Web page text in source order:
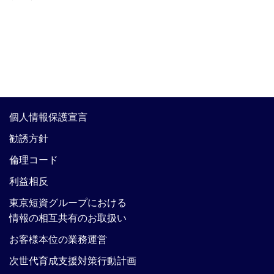
個人情報保護宣言
勧誘方針
倫理コード
利益相反
東京短資グループにおける
情報の相互共有のお取扱い
お客様本位の業務運営
次世代育成支援対策行動計画